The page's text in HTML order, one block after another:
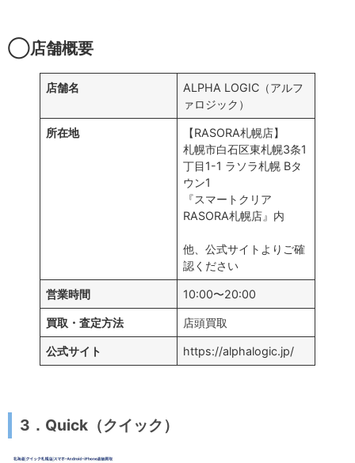
◯店舗概要
店舗名
ALPHA LOGIC（アルフ
ァロジック）
所在地
【RASORA札幌店】
札幌市⽩⽯区東札幌3条1
丁⽬1-1 ラソラ札幌 Bタ
ウン1
『スマートクリア
RASORA札幌店』内
他、公式サイトよりご確
認ください
営業時間 10:00〜20:00
買取・査定方法 店頭買取
公式サイト https://alphalogic.jp/
3．Quick（クイック）